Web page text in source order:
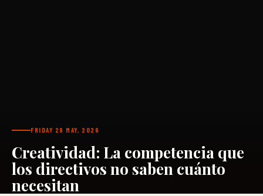
FRIDAY 29 MAY, 2026
Creatividad: La competencia que
los directivos no saben cuánto
necesitan